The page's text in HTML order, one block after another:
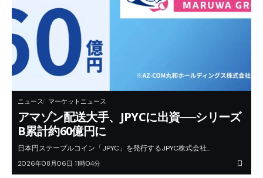
ニュース マーケットニュース
アマゾン配送大手、JPYCに出資──シリーズ
B累計約60億円に
日本円ステーブルコイン「JPYC」を発行するJPYC株式会社…
2026年08月06日 11時04分